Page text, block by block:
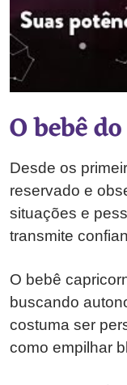
O bebê
Desde os
reservado e
situações e
transmite
O bebê
buscando
costuma ser
como empilhar